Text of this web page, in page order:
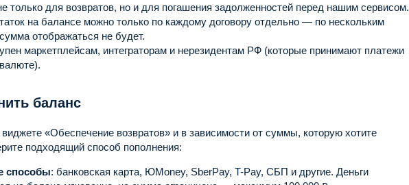
только для возвратов, но и для погашения задолженностей перед нашим сервисом.
на балансе можно только по каждому договору отдельно — по нескольким
отображаться не будет.
маркетплейсам, интеграторам и нерезидентам РФ (которые принимают платежи
баланс
«Обеспечение возвратов» и в зависимости от суммы, которую хотите
подходящий способ пополнения:
способы: банковская карта, ЮMoney, SberPay, T-Pay, СБП и другие. Деньги